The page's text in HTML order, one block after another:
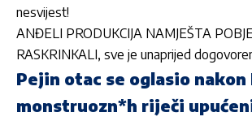
nesvijest!
ANĐELI PRODUKCIJA NAMJEŠTA
RASKRINKALI, sve je unaprijed
Pejin otac se oglasio nakon
monstruozn*h riječi